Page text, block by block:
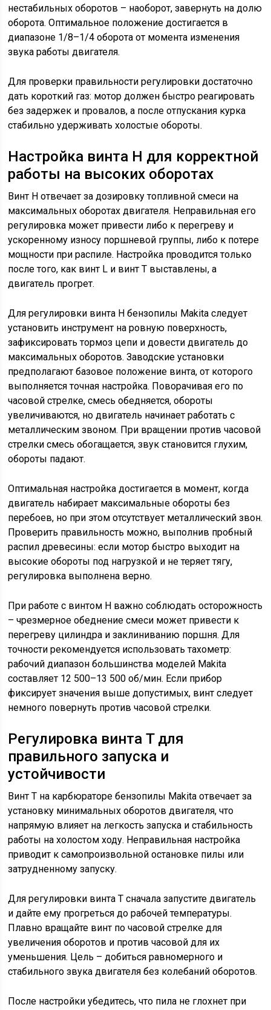
нестабильных оборотов – наоборот, завернуть на долю
оборота. Оптимальное положение достигается в
диапазоне 1/8–1/4 оборота от момента изменения
звука работы двигателя.
Для проверки правильности регулировки достаточно
дать короткий газ: мотор должен быстро реагировать
без задержек и провалов, а после отпускания курка
стабильно удерживать холостые обороты.
Настройка винта H для корректной
работы на высоких оборотах
Винт H отвечает за дозировку топливной смеси на
максимальных оборотах двигателя. Неправильная его
регулировка может привести либо к перегреву и
ускоренному износу поршневой группы, либо к потере
мощности при распиле. Настройка проводится только
после того, как винт L и винт T выставлены, а
двигатель прогрет.
Для регулировки винта H бензопилы Makita следует
установить инструмент на ровную поверхность,
зафиксировать тормоз цепи и довести двигатель до
максимальных оборотов. Заводские установки
предполагают базовое положение винта, от которого
выполняется точная настройка. Поворачивая его по
часовой стрелке, смесь обедняется, обороты
увеличиваются, но двигатель начинает работать с
металлическим звоном. При вращении против часовой
стрелки смесь обогащается, звук становится глухим,
обороты падают.
Оптимальная настройка достигается в момент, когда
двигатель набирает максимальные обороты без
перебоев, но при этом отсутствует металлический звон.
Проверить правильность можно, выполнив пробный
распил древесины: если мотор быстро выходит на
высокие обороты под нагрузкой и не теряет тягу,
регулировка выполнена верно.
При работе с винтом H важно соблюдать осторожность
– чрезмерное обеднение смеси может привести к
перегреву цилиндра и заклиниванию поршня. Для
точности рекомендуется использовать тахометр:
рабочий диапазон большинства моделей Makita
составляет 12 500–13 500 об/мин. Если прибор
фиксирует значения выше допустимых, винт следует
немного повернуть против часовой стрелки.
Регулировка винта T для
правильного запуска и
устойчивости
Винт T на карбюраторе бензопилы Makita отвечает за
установку минимальных оборотов двигателя, что
напрямую влияет на легкость запуска и стабильность
работы на холостом ходу. Неправильная настройка
приводит к самопроизвольной остановке пилы или
затрудненному запуску.
Для регулировки винта T сначала запустите двигатель
и дайте ему прогреться до рабочей температуры.
Плавно вращайте винт по часовой стрелке для
увеличения оборотов и против часовой для их
уменьшения. Цель – добиться равномерного и
стабильного звука двигателя без колебаний оборотов.
После настройки убедитесь, что пила не глохнет при